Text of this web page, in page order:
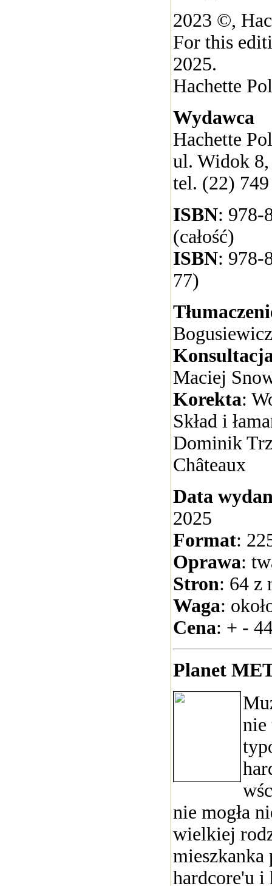
2023 ©,
For this
2025.
Hachette
Wydawca
Hachette
ul. Widok 8,
tel. (22)
ISBN: 978-
(całość)
ISBN: 978-
77)
Maciej
Korekta:
Skład i
Dominik
Châteaux
Data
2025
Format:
Oprawa:
Stron: 64 z
Waga:
Cena: + -
Planet
nie
nie mogła
wielkiej
mieszkanka
hardcore'u i